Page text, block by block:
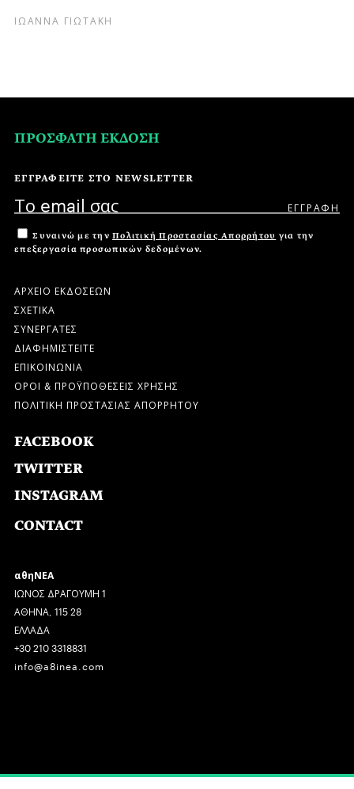
ΙΩΑΝΝΑ ΓΙΩΤΑΚΗ
ΠΡΟΣΦΑΤΗ ΕΚΔΟΣΗ
ΕΓΓΡΑΦΕΙΤΕ ΣΤΟ NEWSLETTER
Συναινώ με την Πολιτική Προστασίας Απορρήτου για την
επεξεργασία προσωπικών δεδομένων.
ΑΡΧΕΙΟ ΕΚΔΟΣΕΩΝ
ΣΧΕΤΙΚΑ
ΣΥΝΕΡΓΑΤΕΣ
ΔΙΑΦΗΜΙΣΤΕΙΤΕ
ΕΠΙΚΟΙΝΩΝΙΑ
ΟΡΟΙ & ΠΡΟΫΠΟΘΕΣΕΙΣ ΧΡΗΣΗΣ
ΠΟΛΙΤΙΚΗ ΠΡΟΣΤΑΣΙΑΣ ΑΠΟΡΡΗΤΟΥ
FACEBOOK
TWITTER
INSTAGRAM
CONTACT
αθηΝΕΑ
ΙΩΝΟΣ ΔΡΑΓΟΥΜΗ 1
ΑΘΗΝΑ, 115 28
ΕΛΛΑΔΑ
+30 210 3318831
info@a8inea.com